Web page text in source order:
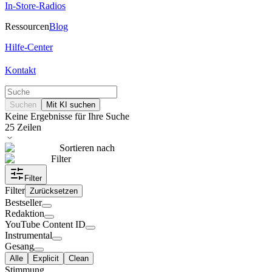
In-Store-Radios
RessourcenBlog
Hilfe-Center
Kontakt
Suchen Mit KI suchen
Keine Ergebnisse für Ihre Suche
25 Zeilen
Sortieren nach
Filter
Filter
Filter Zurücksetzen
Bestseller
Redaktion
YouTube Content ID
Instrumental
Gesang
Alle Explicit Clean
Stimmung